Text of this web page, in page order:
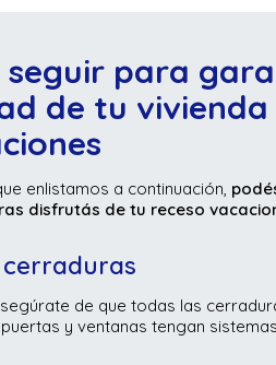
seguir para
de tu
enlistamos a continuación,
disfrutás de tu receso
cerraduras
de que todas las
y ventanas tengan